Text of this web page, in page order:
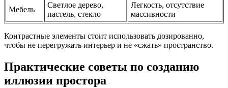
Мебель
Светлое дерево,
пастель, стекло
Легкость, отсутствие
массивности
Контрастные элементы стоит использовать дозированно,
чтобы не перегружать интерьер и не «сжать» пространство.
Практические советы по созданию
иллюзии простора